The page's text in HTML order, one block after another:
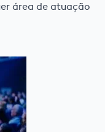
área de atuação